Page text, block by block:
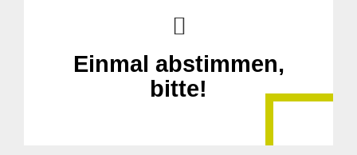
Einmal abstimmen,
bitte!